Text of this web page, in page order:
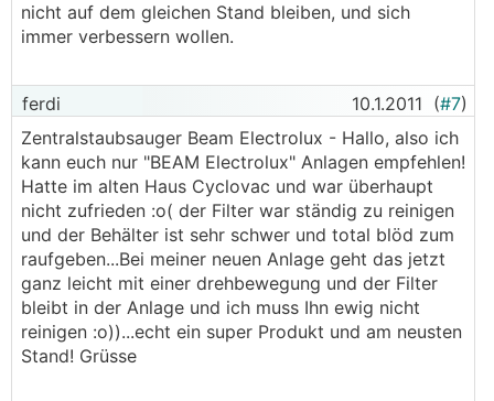
nicht auf dem gleichen Stand bleiben, und sich
immer verbessern wollen.
ferdi 10.1.2011 (#7)
Zentralstaubsauger Beam Electrolux - Hallo, also ich
kann euch nur "BEAM Electrolux" Anlagen empfehlen!
Hatte im alten Haus Cyclovac und war überhaupt
nicht zufrieden :o( der Filter war ständig zu reinigen
und der Behälter ist sehr schwer und total blöd zum
raufgeben...Bei meiner neuen Anlage geht das jetzt
ganz leicht mit einer drehbewegung und der Filter
bleibt in der Anlage und ich muss Ihn ewig nicht
reinigen :o))...echt ein super Produkt und am neusten
Stand! Grüsse